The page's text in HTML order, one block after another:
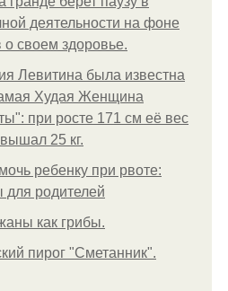
деятельности на фоне
о своем здоровье.
Левитина была известна
Худая Женщина
при росте 171 см её вес
25 кг.
ребенку при рвоте:
для родителей
как грибы.
пирог "Сметанник".